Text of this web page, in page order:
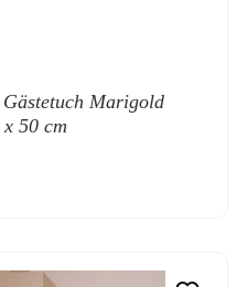
Gästetuch Marigold
50 cm